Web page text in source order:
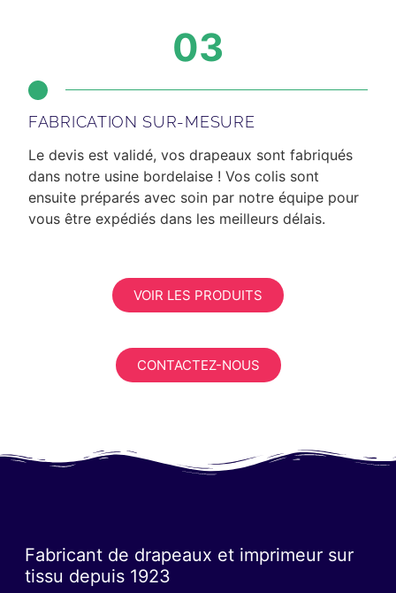
03
FABRICATION SUR-MESURE
Le devis est validé, vos drapeaux sont fabriqués
dans notre usine bordelaise ! Vos colis sont
ensuite préparés avec soin par notre équipe pour
vous être expédiés dans les meilleurs délais.
VOIR LES PRODUITS
CONTACTEZ-NOUS
Fabricant de drapeaux et imprimeur sur
tissu depuis 1923